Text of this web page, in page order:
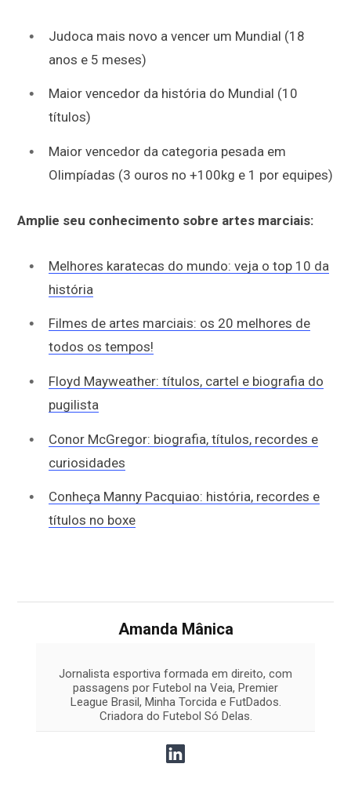
Judoca mais novo a vencer um Mundial (18
anos e 5 meses)
Maior vencedor da história do Mundial (10
títulos)
Maior vencedor da categoria pesada em
Olimpíadas (3 ouros no +100kg e 1 por equipes)
Amplie seu conhecimento sobre artes marciais:
Melhores karatecas do mundo: veja o top 10 da
história
Filmes de artes marciais: os 20 melhores de
todos os tempos!
Floyd Mayweather: títulos, cartel e biografia do
pugilista
Conor McGregor: biografia, títulos, recordes e
curiosidades
Conheça Manny Pacquiao: história, recordes e
títulos no boxe
Amanda Mânica
Jornalista esportiva formada em direito, com
passagens por Futebol na Veia, Premier
League Brasil, Minha Torcida e FutDados.
Criadora do Futebol Só Delas.